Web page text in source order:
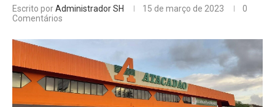
Escrito porAdministrador SH 15 de março de 2023
0
Comentários